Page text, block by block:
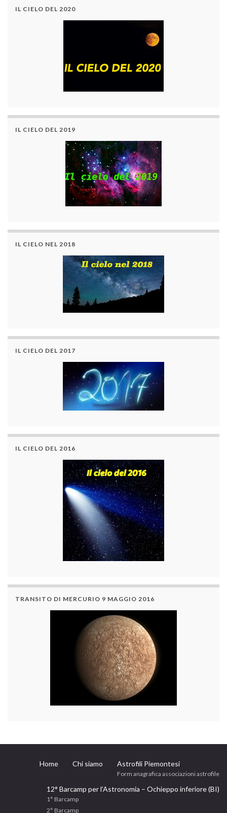
IL CIELO DEL 2020
IL CIELO DEL 2019
IL CIELO NEL 2018
IL CIELO DEL 2017
IL CIELO DEL 2016
TRANSITO DI MERCURIO 9 MAGGIO 2016
Home Chi siamo Astrofili Piemontesi
Form anagrafica associazioni astrofile
12° Barcamp per l’Astronomia – Ochieppo inferiore (BI)
1° Barcamp
2° Barcamp